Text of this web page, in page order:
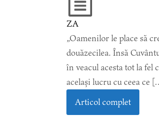
ZA
„Oamenilor le place să
douăzecilea. Însă
în veacul acesta tot la
același lucru cu ceea ce
Articol complet